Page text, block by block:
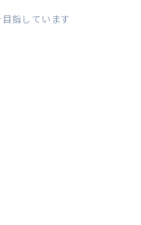
指しています